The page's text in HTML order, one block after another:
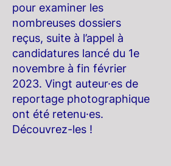
pour examiner les
nombreuses dossiers
reçus, suite à l’appel à
candidatures lancé du 1e
novembre à fin février
2023. Vingt auteur·es de
reportage photographique
ont été retenu·es.
Découvrez-les !